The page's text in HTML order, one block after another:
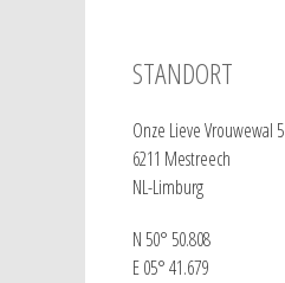
STANDORT
Onze Lieve Vrouwewal 5
6211 Mestreech
NL-Limburg
N 50° 50.808
E 05° 41.679